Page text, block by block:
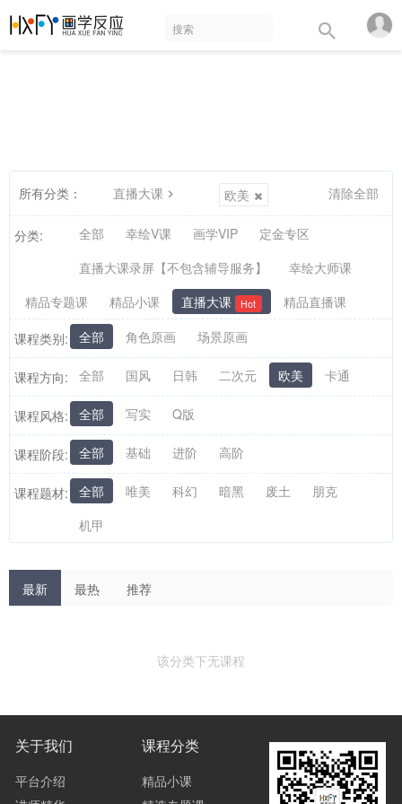
所有分类： 直播大课 欧美 清除全部
分类: 全部 幸绘V课 画学VIP
定金专区
直播大课录屏【不包含辅导服务】
幸绘大师课
精品专题课
精品小课 直播大课 Hot 精品直播课
课程类别: 全部 角色原画 场景原画
课程方向: 全部 国风 日韩 二次元 欧美 卡通
课程风格: 全部 写实 Q版
课程阶段: 全部 基础 进阶 高阶
课程题材: 全部 唯美 科幻 暗黑 废土
朋克
机甲
最新 最热 推荐
该分类下无课程
关于我们
平台介绍
课程分类
精品小课